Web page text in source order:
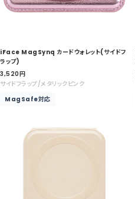
iFace MagSynq カードウォレット(サイドフ
ラップ)
セ
ー
価
3,520円
サイドフラップ/メタリックピンク
MagSafe対応